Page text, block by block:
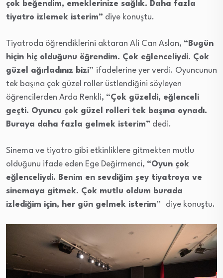
çok beğendim, emeklerinize sağlık. Daha fazla
tiyatro izlemek isterim” diye konuştu.
Tiyatroda öğrendiklerini aktaran Ali Can Aslan, “Bugün
hiçin hiç olduğunu öğrendim. Çok eğlenceliydi. Çok
güzel ağırladınız bizi” ifadelerine yer verdi. Oyuncunun
tek başına çok güzel roller üstlendiğini söyleyen
öğrencilerden Arda Renkli, “Çok güzeldi, eğlenceli
geçti. Oyuncu çok güzel rolleri tek başına oynadı.
Buraya daha fazla gelmek isterim” dedi.
Sinema ve tiyatro gibi etkinliklere gitmekten mutlu
olduğunu ifade eden Ege Değirmenci, “Oyun çok
eğlenceliydi. Benim en sevdiğim şey tiyatroya ve
sinemaya gitmek. Çok mutlu oldum burada
izlediğim için, her gün gelmek isterim” diye konuştu.